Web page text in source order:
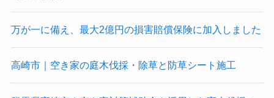
万が一に備え、最大2億円の損害賠償保険に加入しました
高崎市｜空き家の庭木伐採・除草と防草シート施工